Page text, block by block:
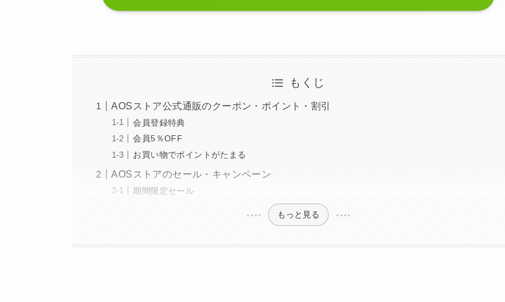
もくじ
AOSストア公式通販のクーポン・ポイント・割引
会員登録特典
会員5％OFF
お買い物でポイントがたまる
AOSストアのセール・キャンペーン
期間限定セール
もっと見る